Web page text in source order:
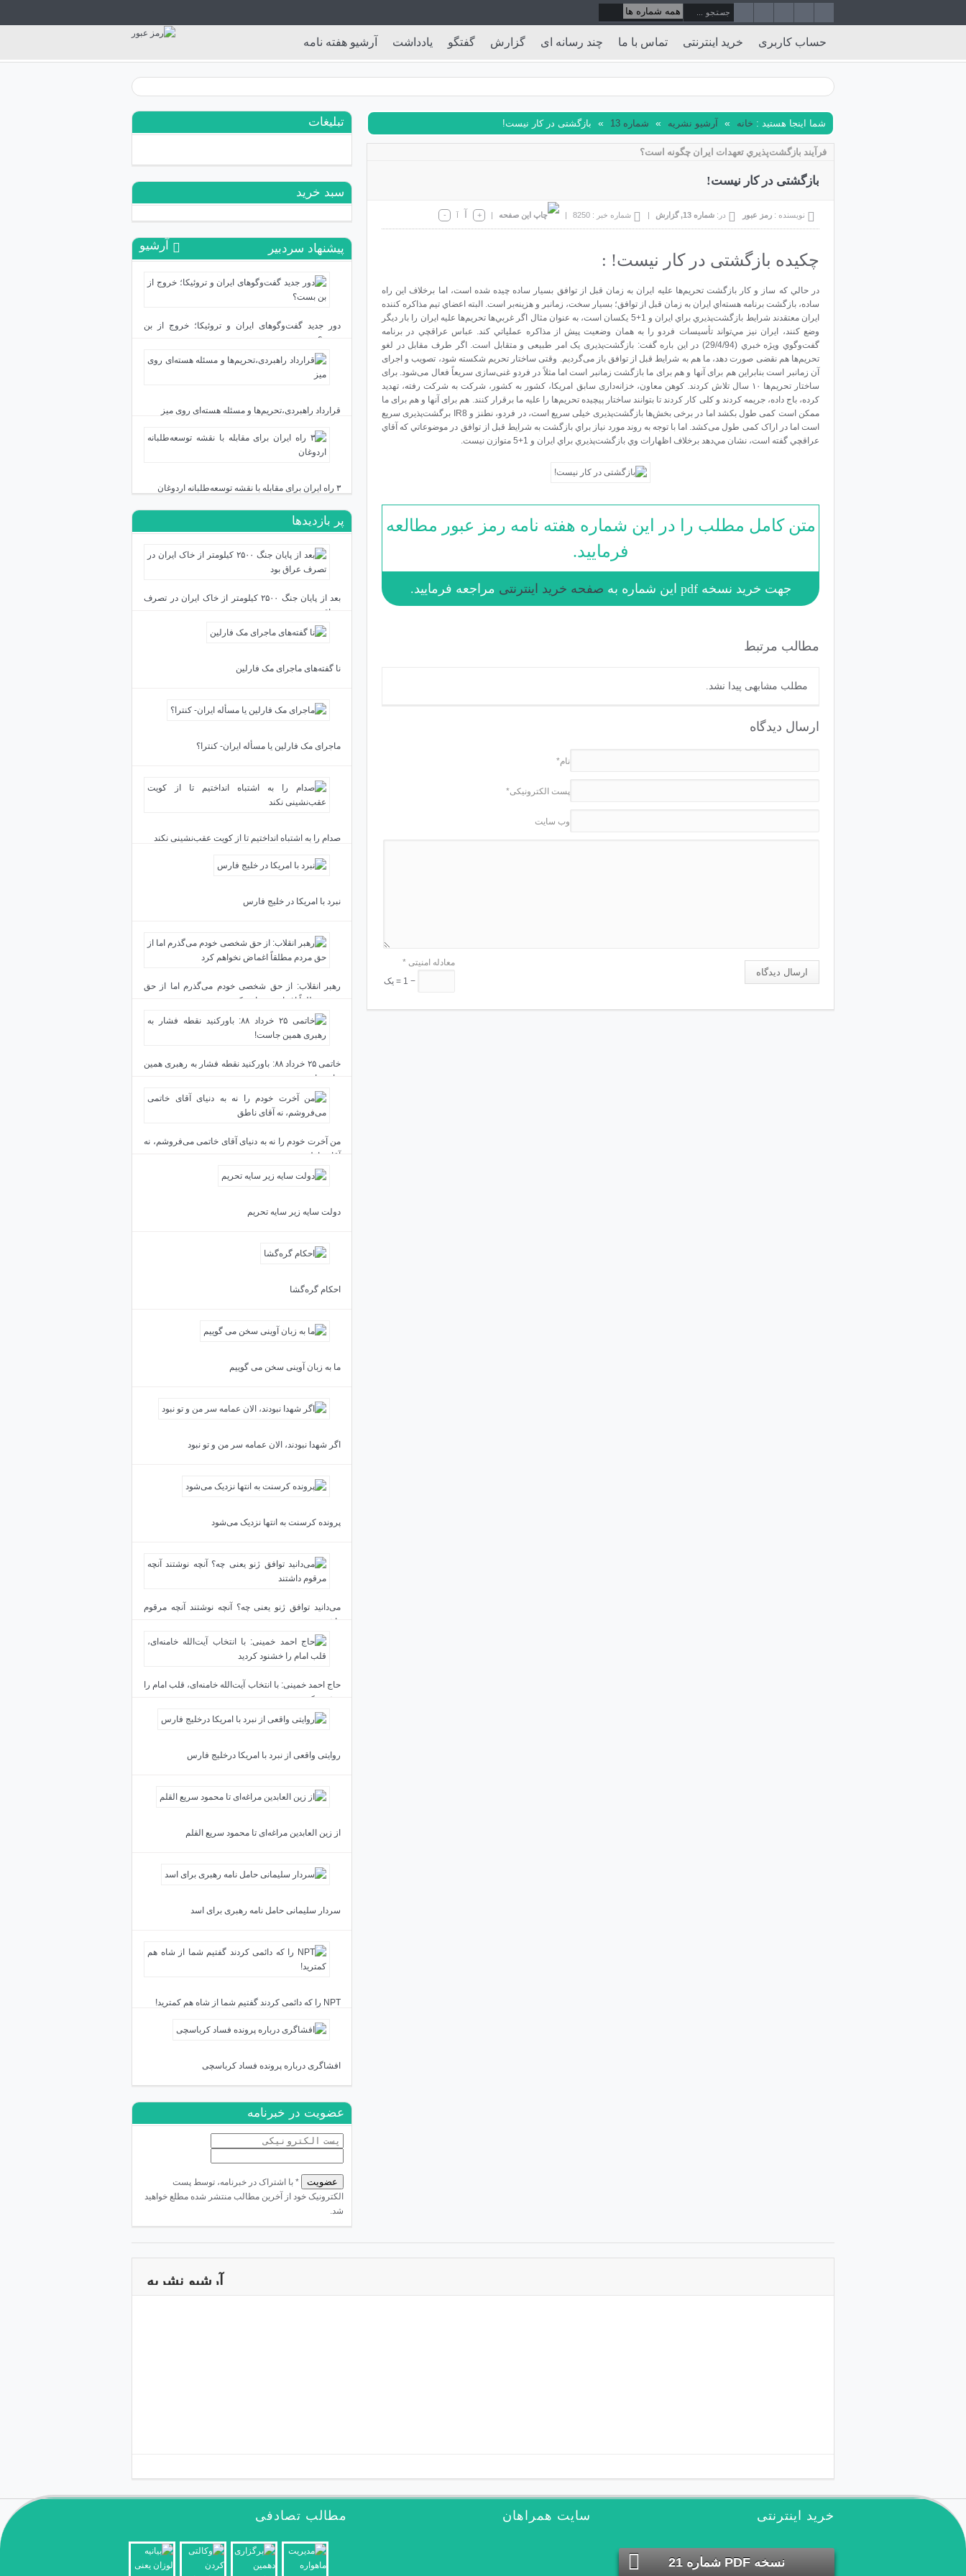
آرشیو هفته نامه یادداشت گفتگو گزارش چند رسانه ای تماس با ما خرید اینترنتی حساب کاربری
شما اینجا هستید : خانه » آرشیو نشریه » شماره 13 » بازگشتی در کار نیست!
فرآيند بازگشت‌پذيري تعهدات ايران چگونه است؟
بازگشتی در کار نیست!
نویسنده : رمز عبور در: شماره 13 ,گزارش | شماره خبر : 8250 |
|
+ آ آ -
چکیده بازگشتی در کار نیست! :
در حالي که ساز و کار بازگشت تحريم‌ها عليه ايران به زمان قبل از توافق بسيار ساده چيده شده است، اما برخلاف اين راه
ساده، بازگشت برنامه هسته‌اي ايران به زمان قبل از توافق؛ بسيار سخت، زمانبر و هزينه‌بر است. البته اعضاي تيم مذاکره کننده
ايران معتقدند شرايط بازگشت‌پذيري براي ايران و 1+5 يکسان است، به عنوان مثال اگر غربي‌ها تحريم‌ها عليه ايران را بار ديگر
وضع کنند، ايران نيز مي‌تواند تأسيسات فردو را به همان وضعيت پيش از مذاکره عملياتي کند. عباس عراقچي در برنامه
گفت‌وگوي ويژه خبري (29/4/94) در اين باره گفت: بازگشت‌پذیری یک امر طبیعی و متقابل است. اگر طرف مقابل در لغو
تحریم‌ها هم نقضی صورت دهد، ما هم به شرایط قبل از توافق باز می‌گردیم. وقتی ساختار تحریم شکسته شود، تصویب و اجرای
آن زمانبر است بنابراین هم برای‌ آنها و هم برای ما بازگشت زمانبر است اما مثلاً در فردو غنی‌سازی سریعاً فعال می‌شود. برای
ساختار تحریم‌ها ۱۰ سال تلاش کردند. کوهن معاون، خزانه‌داری سابق امریکا، کشور به کشور، شرکت به شرکت رفته، تهدید
کرده، باج داده، جریمه کردند و کلی کار کردند تا بتوانند ساختار پیچیده تحریم‌ها را علیه ما برقرار کنند. هم برای آنها و هم برای ما
ممکن است کمی طول بکشد اما در برخی بخش‌ها بازگشت‌پذیری خیلی سریع است، در فردو، نطنز و IR8 برگشت‌پذیری سریع
است اما در اراک کمی طول می‌کشد. اما با توجه به روند مورد نياز براي بازگشت به شرايط قبل از توافق در موضوعاتي که آقاي
عراقچي گفته است، نشان مي‌دهد برخلاف اظهارات وي بازگشت‌پذيري براي ايران و 1+5 متوازن نيست.
متن کامل مطلب را در این شماره هفته نامه رمز عبور مطالعه
فرمایید.
جهت خرید نسخه pdf این شماره به صفحه خرید اینترنتی مراجعه فرمایید.
مطالب مرتبط
مطلب مشابهی پیدا نشد.
ارسال دیدگاه
نام*
پست الکترونیکی*
وب سایت
ارسال دیدگاه
معادله امنیتی *
− 1 = یک
تبلیغات
سبد خرید
پیشنهاد سردبیر آرشیو
دور جدید گفت‌وگوهای ایران و تروئیکا؛ خروج از بن
بست؟
قرارداد راهبردی،تحریم‌ها و مسئله هسته‌ای روی میز
۳ راه ایران برای مقابله با نقشه توسعه‌طلبانه اردوغان
دی ۱۹, ۱۴۰۳
پر بازدیدها
بعد از پایان جنگ ۲۵۰۰ کیلومتر از خاک ایران در تصرف
عراق بود
نا گفته‌های ماجرای مک فارلین
ماجرای مک فارلین یا مسأله ایران- کنترا؟
صدام را به اشتباه انداختیم تا از کویت عقب‌نشینی نکند
نبرد با امریکا در خلیج فارس
رهبر انقلاب: از حق شخصی خودم می‌گذرم اما از حق
مردم مطلقاً اغماض نخواهم کرد
خاتمی ۲۵ خرداد ۸۸: باورکنید نقطه فشار به رهبری همین
جاست!
من آخرت خودم را نه به دنیای آقای خاتمی می‌فروشم، نه
آقای ناطق
دولت سایه زیر سایه تحریم
احکام گره‌گشا
ما به زبان آوینی سخن می گوییم
اگر شهدا نبودند، الان عمامه سر من و تو نبود
پرونده کرسنت به انتها نزدیک می‌شود
می‌دانید توافق ژنو یعنی چه؟ آنچه نوشتند آنچه مرقوم
داشتند
حاج احمد خمینی: با انتخاب آیت‌الله خامنه‌ای، قلب امام را
خشنود کردید
روایتی واقعی از نبرد با امریکا درخلیج فارس
از زین العابدین مراغه‌ای تا محمود سریع القلم
سردار سلیمانی حامل نامه رهبری برای اسد
NPT را که دائمی کردند گفتیم شما از شاه هم کمترید!
افشاگری درباره پرونده فساد کرباسچی
عضویت در خبرنامه
* با اشتراک در خبرنامه، توسط پست
الکترونیک خود از آخرین مطالب منتشر شده مطلع خواهید
شد.
آرشیو نشریه
مطالب تصادفی سایت همراهان خرید اینترنتی
نسخه PDF شماره 21